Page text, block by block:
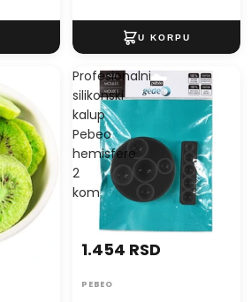
Profesionalni
silikonski
kalup
Pebeo
hemisfere
2
kom
1.454 RSD
PEBEO